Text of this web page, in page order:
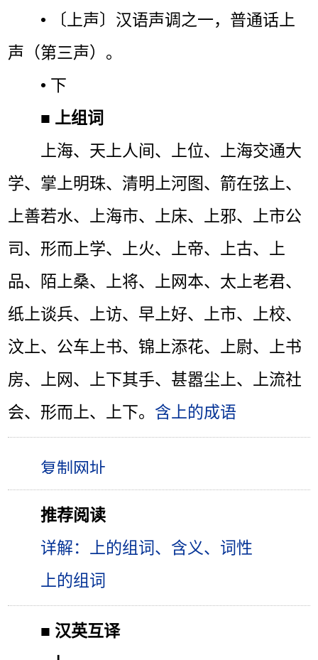
• 〔上声〕汉语声调之一，普通话上
声（第三声）。
• 下
■ 上组词
上海、天上人间、上位、上海交通大
学、掌上明珠、清明上河图、箭在弦上、
上善若水、上海市、上床、上邪、上市公
司、形而上学、上火、上帝、上古、上
品、陌上桑、上将、上网本、太上老君、
纸上谈兵、上访、早上好、上市、上校、
汶上、公车上书、锦上添花、上尉、上书
房、上网、上下其手、甚嚣尘上、上流社
会、形而上、上下。 含上的成语
推荐阅读
详解：上的组词、含义、词性
上的组词
■ 汉英互译